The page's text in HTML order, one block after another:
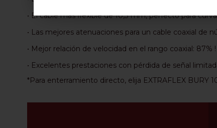
• El cable más flexible de 10,3 mm, perfecto para
• Las mejores atenuaciones para un cable coaxial de
• Mejor relación de velocidad en el rango coaxial: 87% !
• Excelentes prestaciones con pérdida de señal
*Para enterramiento directo, elija EXTRAFLEX BURY